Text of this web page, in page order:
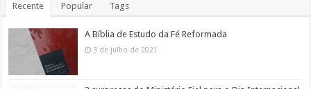
Recente Popular Tags
A Bíblia de Estudo da Fé Reformada
3 de julho de 2021